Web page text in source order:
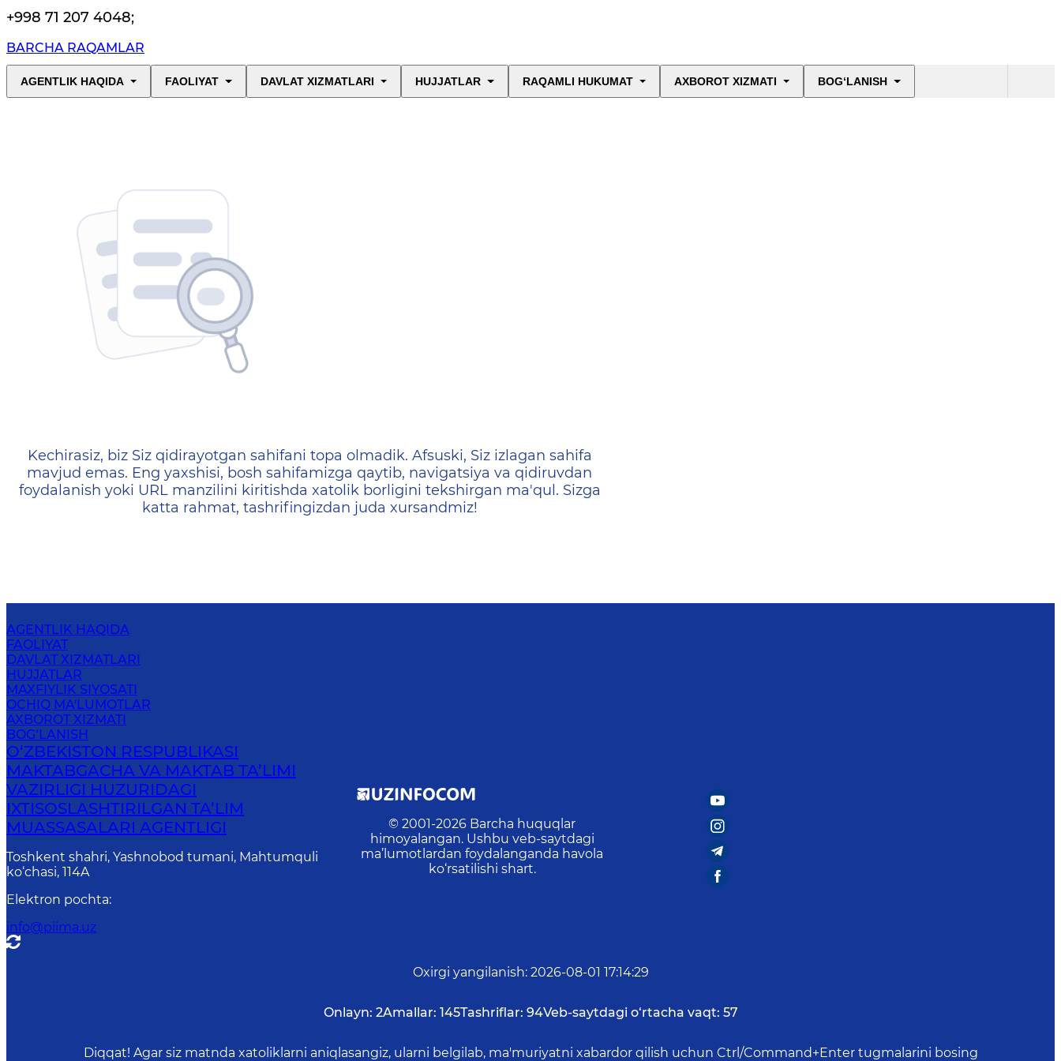
+998 71 207 4048;
BARCHA RAQAMLAR
AGENTLIK HAQIDA FAOLIYAT DAVLAT XIZMATLARI HUJJATLAR RAQAMLI HUKUMAT AXBOROT XIZMATI BOG‘LANISH
404 — Страница не найдена
Kechirasiz, biz Siz qidirayotgan sahifani topa olmadik. Afsuski, Siz izlagan sahifa
mavjud emas. Eng yaxshisi, bosh sahifamizga qaytib, navigatsiya va qidiruvdan
foydalanish yoki URL manzilini kiritishda xatolik borligini tekshirgan ma'qul. Sizga
katta rahmat, tashrifingizdan juda xursandmiz!
AGENTLIK HAQIDA
FAOLIYAT
DAVLAT XIZMATLARI
HUJJATLAR
MAXFIYLIK SIYOSATI
OCHIQ MA'LUMOTLAR
AXBOROT XIZMATI
BOG‘LANISH
O‘ZBEKISTON RESPUBLIKASI
MAKTABGACHA VA MAKTAB TA’LIMI
VAZIRLIGI HUZURIDAGI
IXTISOSLASHTIRILGAN TA’LIM
MUASSASALARI AGENTLIGI
Toshkent shahri, Yashnobod tumani, Mahtumquli
ko‘chasi, 114A
Elektron pochta:
info@piima.uz
© 2001-2026 Barcha huquqlar
himoyalangan. Ushbu veb-saytdagi
ma’lumotlardan foydalanganda havola
ko‘rsatilishi shart.
Oxirgi yangilanish: 2026-08-01 17:14:29
Onlayn: 2Amallar: 145Tashriflar: 94Veb-saytdagi o‘rtacha vaqt: 57
Diqqat! Agar siz matnda xatoliklarni aniqlasangiz, ularni belgilab, ma'muriyatni xabardor qilish uchun Ctrl/Command+Enter tugmalarini bosing